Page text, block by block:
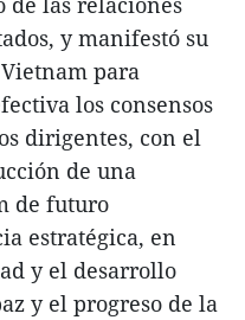
y manifestó su
para
los consensos
dirigentes, con el
de una
de futuro
estratégica, en
y el desarrollo
y el progreso de la